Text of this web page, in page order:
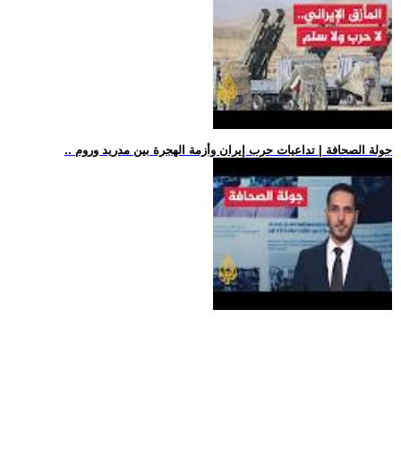
.. جولة الصحافة | تداعيات حرب إيران وأزمة الهجرة بين مدريد وروم